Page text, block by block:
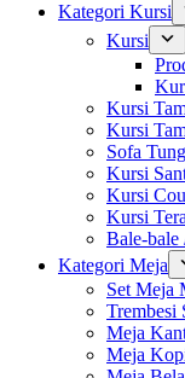
Kategori Kursi
Kursi
Kursi
Kursi
Sofa
Kursi
Kursi
Kursi
Bale-bale
Kategori Meja
Set Meja
Trembesi
Meja
Meja